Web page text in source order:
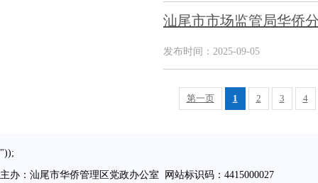
汕尾市市场监管局华侨
发布时间：2025-09-05
第一页 1 2 3 4
"));
主办：汕尾市华侨管理区党政办公室 网站标识码：4415000027